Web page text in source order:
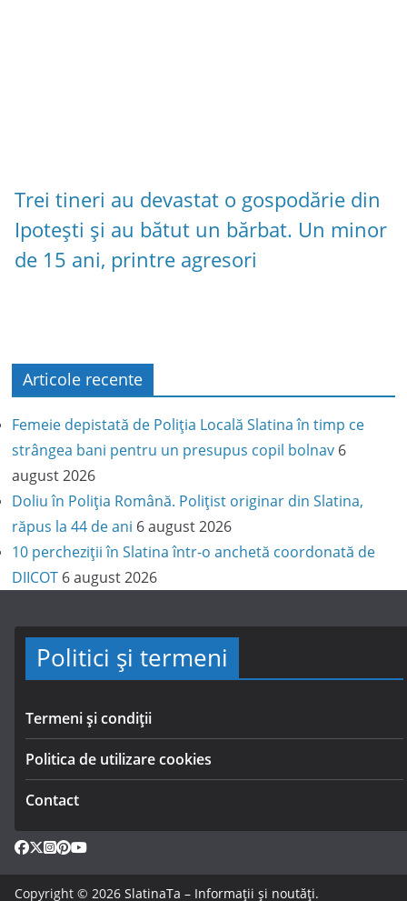
Trei tineri au devastat o gospodărie din
Ipotești și au bătut un bărbat. Un minor
de 15 ani, printre agresori
Articole recente
Femeie depistată de Poliția Locală Slatina în timp ce
strângea bani pentru un presupus copil bolnav 6
august 2026
Doliu în Poliția Română. Polițist originar din Slatina,
răpus la 44 de ani 6 august 2026
10 percheziții în Slatina într-o anchetă coordonată de
DIICOT 6 august 2026
Politici și termeni
Termeni și condiții
Politica de utilizare cookies
Contact
Copyright © 2026 SlatinaTa – Informații și noutăți.